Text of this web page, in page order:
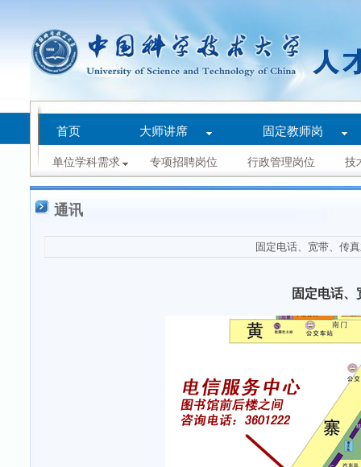
首页 大师讲席 固定教师岗
单位学科需求 专项招聘岗位 行政管理岗位 技
通讯
固定电话、宽带、传
固定电话